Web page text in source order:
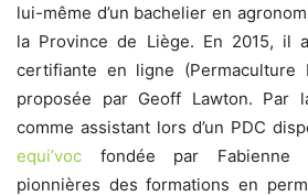
lui-même d’un bachelier en
la Province de Liège. En 2015, il
certifiante en ligne (Permaculture
proposée par Geoff Lawton. Par
comme assistant lors d’un PDC
equi’voc fondée par Fabienne
pionnières des formations en